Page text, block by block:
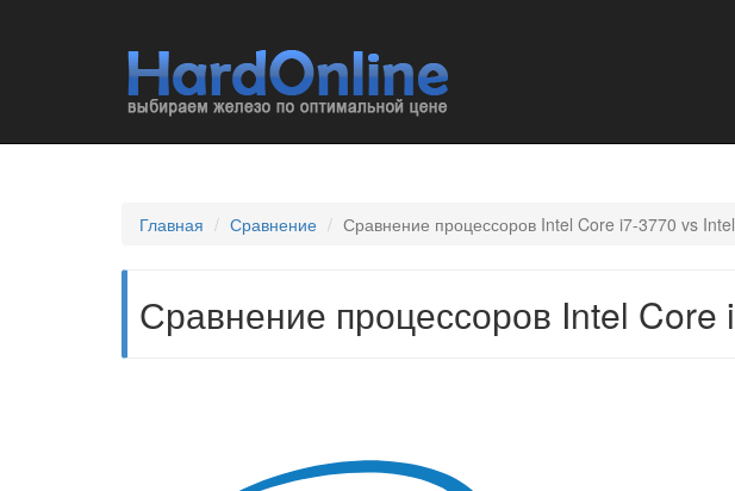
Главная Сравнение Сравнение процессоров Intel Core i7-3770 vs
Сравнение процессоров Intel